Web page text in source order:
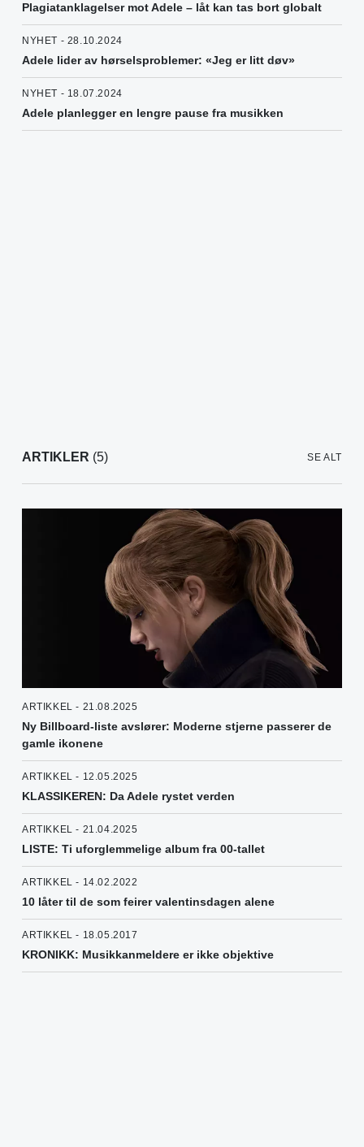
Plagiatanklagelser mot Adele – låt kan tas bort globalt
NYHET - 28.10.2024
Adele lider av hørselsproblemer: «Jeg er litt døv»
NYHET - 18.07.2024
Adele planlegger en lengre pause fra musikken
ARTIKLER (5) SE ALT
ARTIKKEL - 21.08.2025
Ny Billboard-liste avslører: Moderne stjerne passerer de
gamle ikonene
ARTIKKEL - 12.05.2025
KLASSIKEREN: Da Adele rystet verden
ARTIKKEL - 21.04.2025
LISTE: Ti uforglemmelige album fra 00-tallet
ARTIKKEL - 14.02.2022
10 låter til de som feirer valentinsdagen alene
ARTIKKEL - 18.05.2017
KRONIKK: Musikkanmeldere er ikke objektive